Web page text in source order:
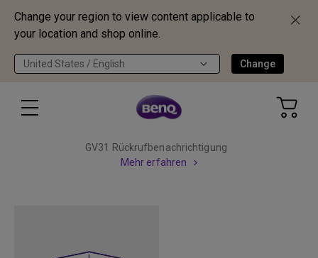
Change your region to view content applicable to
your location and shop online.
United States / English Change
GV31 Rückrufbenachrichtigung
Mehr erfahren